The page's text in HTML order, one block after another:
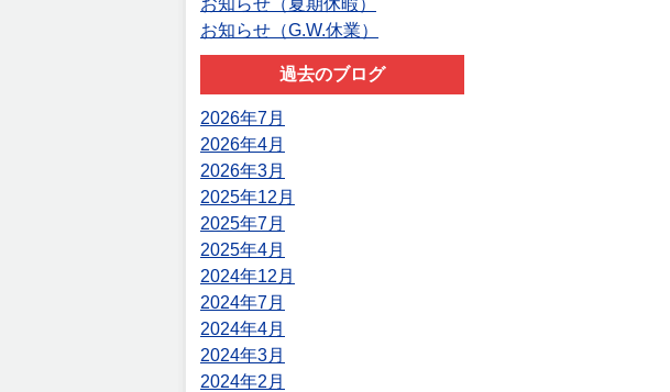
お知らせ（夏期休暇）
お知らせ（G.W.休業）
過去のブログ
2026年7月
2026年4月
2026年3月
2025年12月
2025年7月
2025年4月
2024年12月
2024年7月
2024年4月
2024年3月
2024年2月